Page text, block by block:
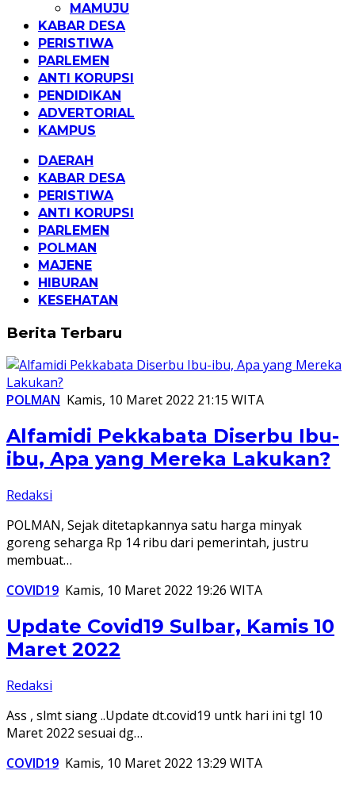
MAMUJU
KABAR DESA
PERISTIWA
PARLEMEN
ANTI KORUPSI
PENDIDIKAN
ADVERTORIAL
KAMPUS
DAERAH
KABAR DESA
PERISTIWA
ANTI KORUPSI
PARLEMEN
POLMAN
MAJENE
HIBURAN
KESEHATAN
karabao.id
Berita Terbaru
POLMAN Kamis, 10 Maret 2022 21:15 WITA
Alfamidi Pekkabata Diserbu Ibu-
ibu, Apa yang Mereka Lakukan?
Redaksi
POLMAN, Sejak ditetapkannya satu harga minyak
goreng seharga Rp 14 ribu dari pemerintah, justru
membuat…
COVID19 Kamis, 10 Maret 2022 19:26 WITA
Update Covid19 Sulbar, Kamis 10
Maret 2022
Redaksi
Ass , slmt siang ..Update dt.covid19 untk hari ini tgl 10
Maret 2022 sesuai dg…
COVID19 Kamis, 10 Maret 2022 13:29 WITA